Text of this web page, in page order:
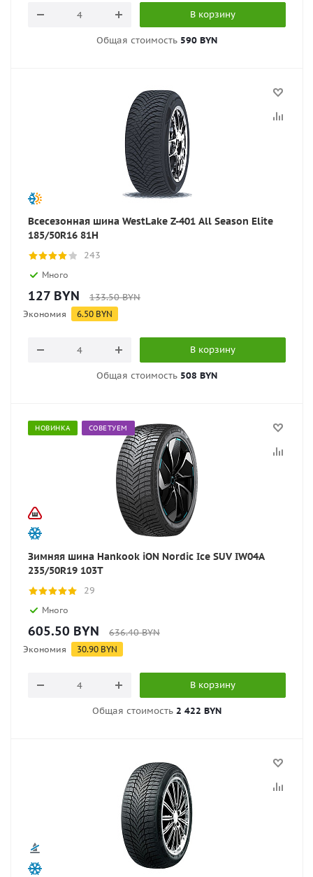
В корзину
Общая стоимость 590 BYN
Всесезонная шина WestLake Z-401 All Season Elite
185/50R16 81H
243
Много
127 BYN 133.50BYN
Экономия 6.50 BYN
В корзину
Общая стоимость 508 BYN
НОВИНКА СОВЕТУЕМ
Зимняя шина Hankook iON Nordic Ice SUV IW04A
235/50R19 103T
29
Много
605.50 BYN 636.40BYN
Экономия 30.90 BYN
В корзину
Общая стоимость 2 422 BYN